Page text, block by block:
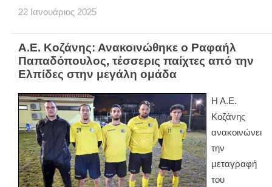
22 Ιανουάριος 2025
Α.Ε. Κοζάνης: Ανακοινώθηκε ο Ραφαήλ
Παπαδόπουλος, τέσσερις παίχτες από την
Ελπίδες στην μεγάλη ομάδα
Η Α.Ε.
Κοζάνης
ανακοινώνει
την
μεταγραφή
του